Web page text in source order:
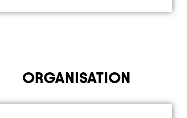
ORGANISATION